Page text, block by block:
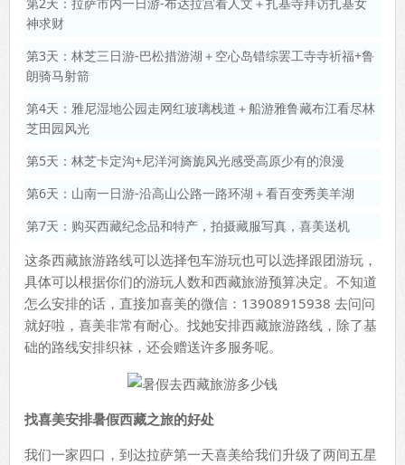
神求财
第3天：林芝三日游-巴松措游湖＋空心岛错综罢工寺寺祈福+鲁
朗骑马射箭
第4天：雅尼湿地公园走网红玻璃栈道＋船游雅鲁藏布江看尽林
芝田园风光
第5天：林芝卡定沟+尼洋河旖旎风光感受高原少有的浪漫
第6天：山南一日游-沿高山公路一路环湖＋看百变秀美羊湖
第7天：购买西藏纪念品和特产，拍摄藏服写真，喜美送机
这条西藏旅游路线可以选择包车游玩也可以选择跟团游玩，
具体可以根据你们的游玩人数和西藏旅游预算决定。不知道
怎么安排的话，直接加喜美的微信：13908915938 去问问
就好啦，喜美非常有耐心。找她安排西藏旅游路线，除了基
础的路线安排织袜，还会赠送许多服务呢。
找喜美安排暑假西藏之旅的好处
我们一家四口，到达拉萨第一天喜美给我们升级了两间五星